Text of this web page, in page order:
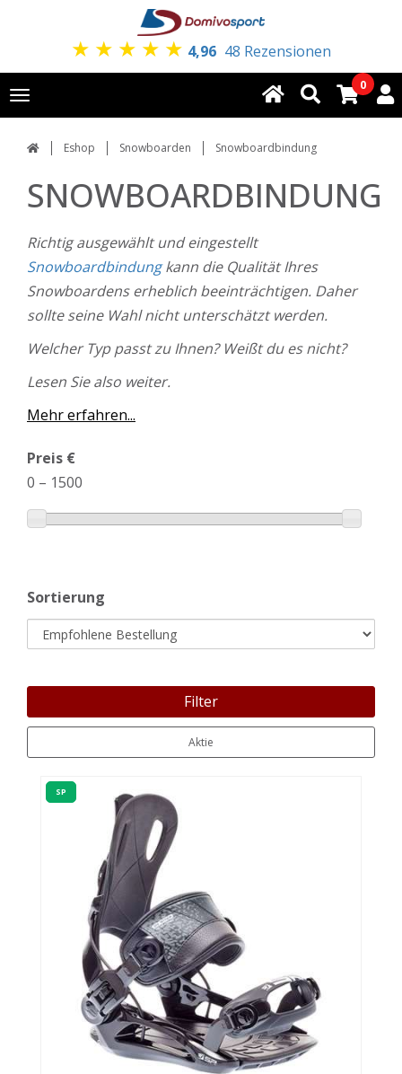
★ ★ ★ ★ ★ 4,96 48 Rezensionen
Toggle
navigation
0
Eshop Snowboarden Snowboardbindung
SNOWBOARDBINDUNG
Richtig ausgewählt und eingestellt
Snowboardbindungkann die Qualität Ihres
Snowboardens erheblich beeinträchtigen. Daher
sollte seine Wahl nicht unterschätzt werden.
Welcher Typ passt zu Ihnen? Weißt du es nicht?
Lesen Sie also weiter.
Mehr erfahren...
Preis €
0 – 1500
Sortierung
Filter
Aktie
SP